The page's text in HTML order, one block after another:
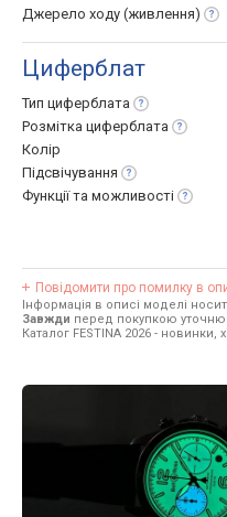
Джерело ходу (живлення)
Циферблат
Тип циферблата
Розмітка циферблата
Колір
Підсвічування
Функції та можливості
Повідомити про помилку в
Інформація в описі моделі
Завжди перед покупкою
Каталог FESTINA 2026 - новинки,